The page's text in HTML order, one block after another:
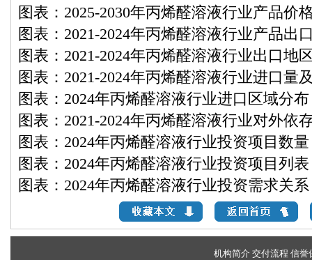
图表：2025-2030年丙烯醛溶液行业产品价
图表：2021-2024年丙烯醛溶液行业产品出
图表：2021-2024年丙烯醛溶液行业出口地
图表：2021-2024年丙烯醛溶液行业进口量
图表：2024年丙烯醛溶液行业进口区域分布
图表：2021-2024年丙烯醛溶液行业对外依
图表：2024年丙烯醛溶液行业投资项目数量
图表：2024年丙烯醛溶液行业投资项目列表
图表：2024年丙烯醛溶液行业投资需求关系
机构简介 交付流程 信誉